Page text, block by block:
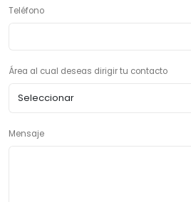
Teléfono
Área al cual deseas dirigir tu contacto
Mensaje